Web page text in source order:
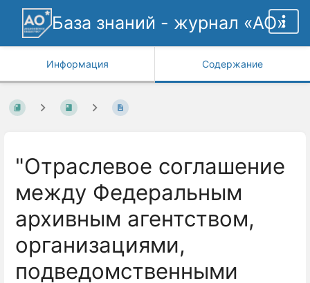
База знаний - журнал «АО»
Информация Содержание
"Отраслевое соглашение
между Федеральным
архивным агентством,
организациями,
подведомственными